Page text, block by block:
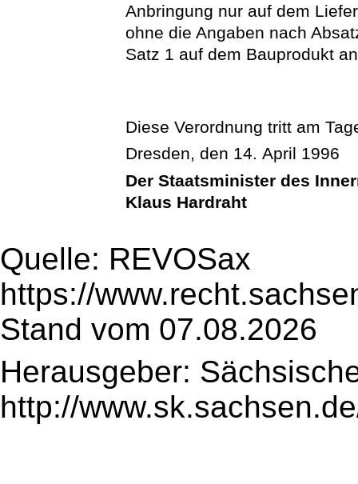
Anbringung nur auf dem
ohne die Angaben nach
Satz 1 auf dem Bauprodukt
Diese Verordnung tritt am
Dresden, den 14. April 1996
Der Staatsminister des
Klaus Hardraht
Quelle: REVOSax
https://
Stand vom 07.08.2026
Herausgeber:
http://